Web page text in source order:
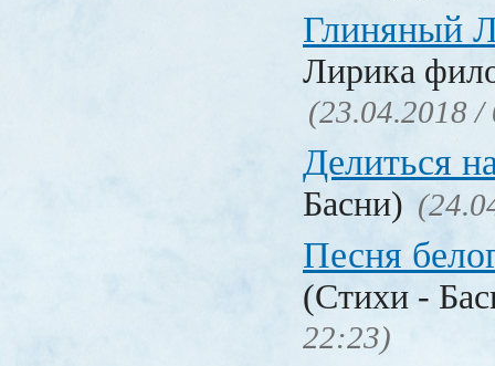
Глиняный
Лирика
(23.04.2018 /
Делиться
Басни)
Песня
(Стихи -
22:23)